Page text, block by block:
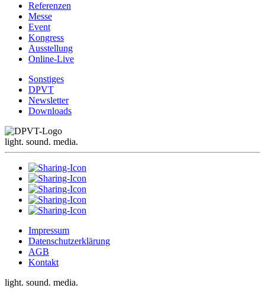
Referenzen
Messe
Event
Kongress
Ausstellung
Online-Live
Sonstiges
DPVT
Newsletter
Downloads
light. sound. media.
Impressum
Datenschutzerklärung
AGB
Kontakt
light. sound. media.